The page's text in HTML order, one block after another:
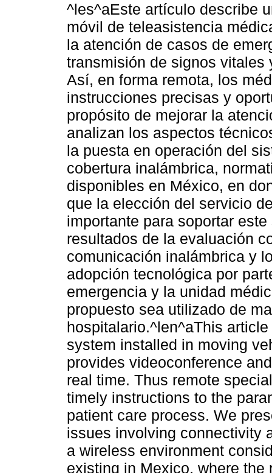
^les^aEste artículo describe
móvil de teleasistencia
la atención de casos de
transmisión de signos vitales
Así, en forma remota, los
instrucciones precisas y
propósito de mejorar la
analizan los aspectos
la puesta en operación del
cobertura inalámbrica,
disponibles en México, en
que la elección del servicio
importante para soportar
resultados de la evaluación
comunicación inalámbrica y
adopción tecnológica por
emergencia y la unidad
propuesto sea utilizado de
hospitalario.^len^aThis
system installed in moving
provides videoconference
real time. Thus remote
timely instructions to the
patient care process. We
issues involving connectivity
a wireless environment
existing in Mexico, where